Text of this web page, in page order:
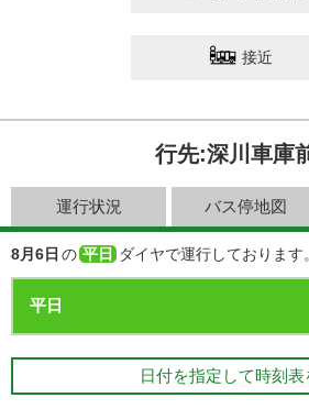
接近
行先:深川車庫
運行状況 バス停地図
8月6日 の 平日 ダイヤで運行しております。
日付を指定して時刻表